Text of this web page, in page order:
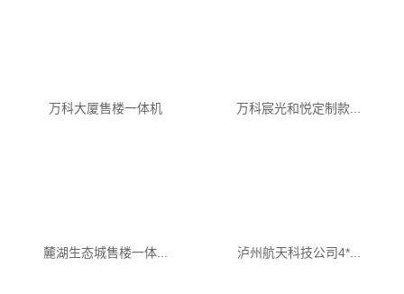
万科大厦售楼一体机 万科宸光和悦定制款...
麓湖生态城售楼一体... 泸州航天科技公司4*...